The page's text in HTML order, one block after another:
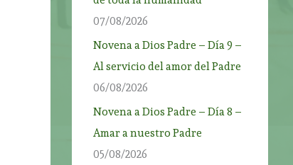
07/08/2026
Novena a Dios Padre – Día 9 –
Al servicio del amor del Padre
06/08/2026
Novena a Dios Padre – Día 8 –
Amar a nuestro Padre
05/08/2026